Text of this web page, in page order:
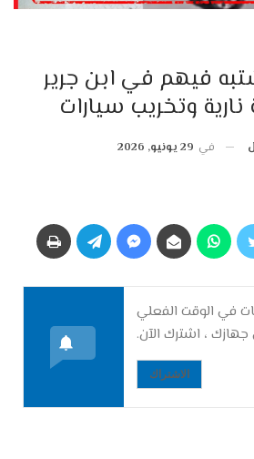
فيهم في ابن جرير
وتخريب سيارات
في 29 يونيو, 2026
في الوقت الفعلي
، اشترك الآن.
الاشتراك